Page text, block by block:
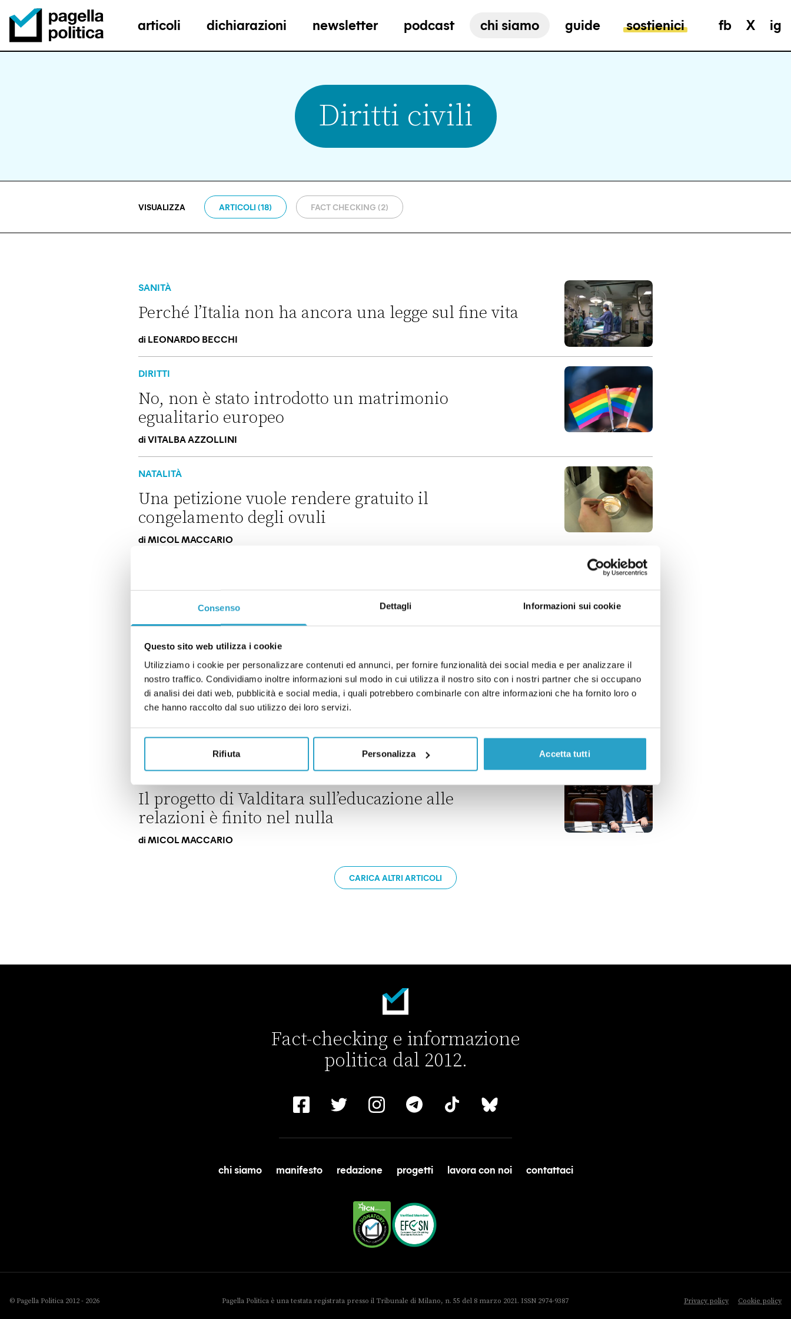
Consenso Dettagli Informazioni sui cookie
Questo sito web utilizza i cookie
Utilizziamo i cookie per personalizzare contenuti ed annunci, per fornire funzionalità dei social media e per analizzare il
nostro traffico. Condividiamo inoltre informazioni sul modo in cui utilizza il nostro sito con i nostri partner che si occupano
di analisi dei dati web, pubblicità e social media, i quali potrebbero combinarle con altre informazioni che ha fornito loro o
che hanno raccolto dal suo utilizzo dei loro servizi.
Rifiuta Personalizza Accetta tutti
Pagella Politica Logo
articoli dichiarazioni newsletter podcast chi siamo guide sostienici fb X ig
Diritti civili
VISUALIZZA ARTICOLI (18) FACT CHECKING (2)
SANITÀ
Perché l’Italia non ha ancora una legge sul fine vita
di LEONARDO BECCHI
DIRITTI
No, non è stato introdotto un matrimonio
egualitario europeo
diVITALBA AZZOLLINI
NATALITÀ
Una petizione vuole rendere gratuito il
congelamento degli ovuli
diMICOL MACCARIO
È vero che la destra ha vietato l’educazione
sessuale nelle scuole?
È vero che la destra ha vietato l’educazione sessuale nelle scuole?
DIRITTI
Salvini sbaglia: l’omosessualità non è punita solo
nei Paesi islamici
diCARLO CANEPA
ISTRUZIONE
Il progetto di Valditara sull’educazione alle
relazioni è finito nel nulla
diMICOL MACCARIO
CARICA ALTRI ARTICOLI
Fact-checking e informazione
politica dal 2012.
chi siamo manifesto redazione progetti lavora con noi contattaci
© Pagella Politica 2012 - 2026 Pagella Politica è una testata registrata presso il Tribunale di Milano, n. 55 del 8 marzo 2021. ISSN 2974-9387 Privacy policy Cookie policy